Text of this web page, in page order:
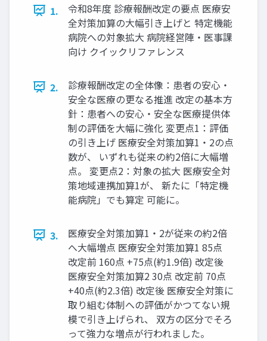
1.
令和8年度 診療報酬改定の要点 医療安
全対策加算の大幅引き上げと 特定機能
病院への対象拡大 病院経営陣・医事課
向け クイックリファレンス
2.
診療報酬改定の全体像：患者の安心・
安全な医療の更なる推進 改定の基本方
針：患者への安心・安全な医療提供体
制の評価を大幅に強化 変更点1：評価
の引き上げ 医療安全対策加算1・2の点
数が、 いずれも従来の約2倍に大幅増
点。 変更点2：対象の拡大 医療安全対
策地域連携加算1が、 新たに「特定機
能病院」でも算定 可能に。
3.
医療安全対策加算1・2が従来の約2倍
へ大幅増点 医療安全対策加算1 85点
改定前 160点 +75点(約1.9倍) 改定後
医療安全対策加算2 30点 改定前 70点
+40点(約2.3倍) 改定後 医療安全対策に
取り組む体制への評価がかつてない規
模で引き上げられ、 双方の区分でそろ
って強力な増点が行われました。